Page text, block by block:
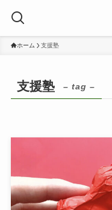
ホーム 支援塾
支援塾 – tag –